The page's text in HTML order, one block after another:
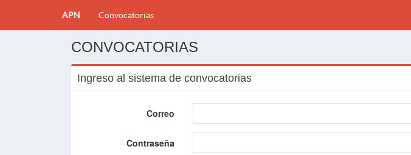
APN Convocatorias
CONVOCATORIAS
Ingreso al sistema de convocatorias
Correo
Contraseña